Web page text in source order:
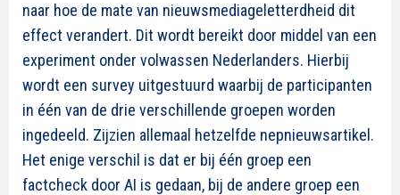
naar hoe de mate van nieuwsmediageletterdheid dit
effect verandert. Dit wordt bereikt door middel van een
experiment onder volwassen Nederlanders. Hierbij
wordt een survey uitgestuurd waarbij de participanten
in één van de drie verschillende groepen worden
ingedeeld. Zijzien allemaal hetzelfde nepnieuwsartikel.
Het enige verschil is dat er bij één groep een
factcheck door AI is gedaan, bij de andere groep een